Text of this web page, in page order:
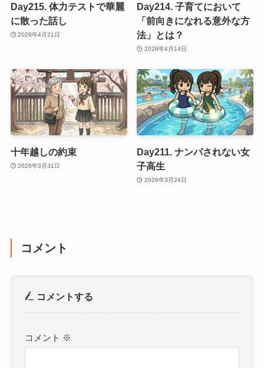
Day215. 体力テストで華麗
に散った話し
2026年4月21日
Day214. 子育てにおいて
「前向きになれる意外な方
法」とは？
2026年4月14日
十年越しの約束
2026年3月31日
Day211. ナンパされない女
子高生
2026年3月24日
コメント
コメントする
コメント ※